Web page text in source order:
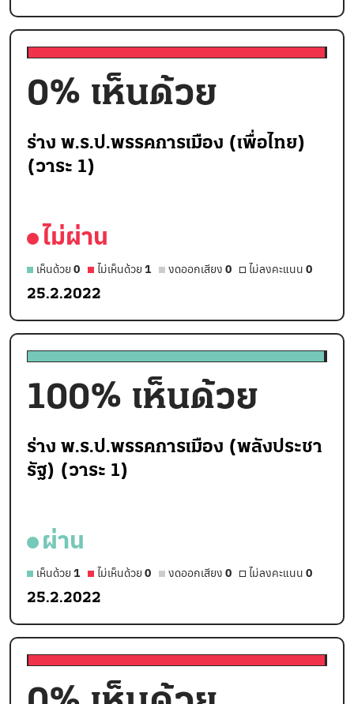
0% เห็นด้วย
ร่าง พ.ร.ป.พรรคการเมือง (เพื่อไทย)
(วาระ 1)
ไม่ผ่าน
เห็นด้วย 0 ไม่เห็นด้วย 1 งดออกเสียง 0 ไม่ลงคะแนน 0
25.2.2022
100% เห็นด้วย
ร่าง พ.ร.ป.พรรคการเมือง (พลังประชา
รัฐ) (วาระ 1)
ผ่าน
เห็นด้วย 1 ไม่เห็นด้วย 0 งดออกเสียง 0 ไม่ลงคะแนน 0
25.2.2022